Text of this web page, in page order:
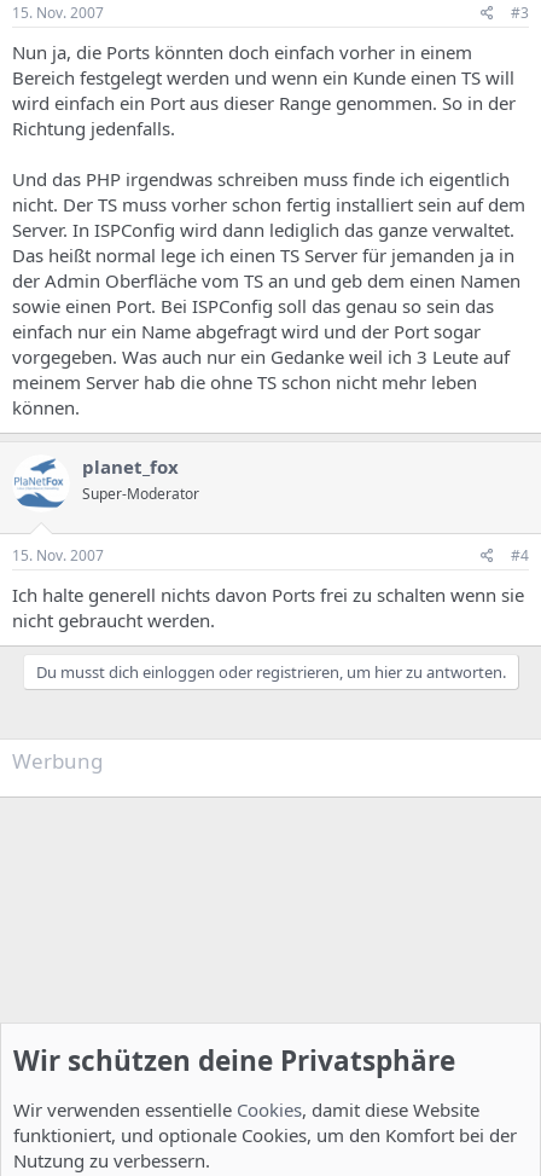
15. Nov. 2007 #3
Nun ja, die Ports könnten doch einfach vorher in einem
Bereich festgelegt werden und wenn ein Kunde einen TS will
wird einfach ein Port aus dieser Range genommen. So in der
Richtung jedenfalls.
Und das PHP irgendwas schreiben muss finde ich eigentlich
nicht. Der TS muss vorher schon fertig installiert sein auf dem
Server. In ISPConfig wird dann lediglich das ganze verwaltet.
Das heißt normal lege ich einen TS Server für jemanden ja in
der Admin Oberfläche vom TS an und geb dem einen Namen
sowie einen Port. Bei ISPConfig soll das genau so sein das
einfach nur ein Name abgefragt wird und der Port sogar
vorgegeben. Was auch nur ein Gedanke weil ich 3 Leute auf
meinem Server hab die ohne TS schon nicht mehr leben
können.
planet_fox
Super-Moderator
15. Nov. 2007 #4
Ich halte generell nichts davon Ports frei zu schalten wenn sie
nicht gebraucht werden.
Du musst dich einloggen oder registrieren, um hier zu antworten.
Werbung
Wir schützen deine Privatsphäre
Wir verwenden essentielle Cookies, damit diese Website
funktioniert, und optionale Cookies, um den Komfort bei der
Nutzung zu verbessern.